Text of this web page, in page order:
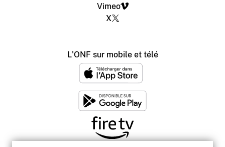
Vimeo
X
L'ONF sur mobile et télé